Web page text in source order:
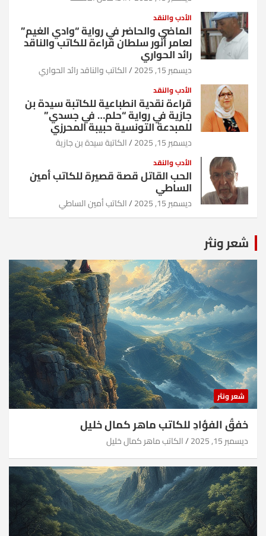
الأدب والنقد
الماضي والحاضر في رواية “وادي الغيم”
لعامر أنور سلطان قراءة للكاتب والناقد
رائد الحواري
ديسمبر 15, 2025 الكاتب والناقد رائد الحواري
الأدب والنقد
قراءة نقدية انطباعية للكاتبة سيدة بن
جازية في رواية “حلم… في جسدي”
للمبدعة التونسية حبيبة المحرزي
ديسمبر 15, 2025 الكاتبة سيدة بن جازية
الأدب والنقد
الحب القاتل قصة قصيرة للكاتب أمين
الساطي
ديسمبر 15, 2025 الكاتب أمين الساطي
شعر ونثر
شعر ونثر
خفقُ الفؤادِ للكاتب ماهر كمال خليل
ديسمبر 15, 2025 الكاتب ماهر كمال خليل